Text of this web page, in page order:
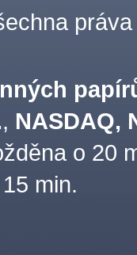
práva
, NASDAQ,
o 20
min.